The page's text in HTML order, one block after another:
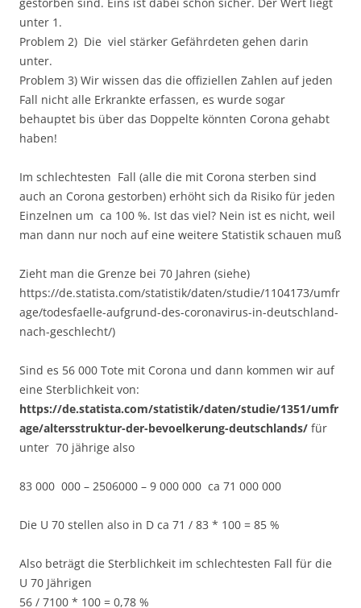
unter 1.
Problem 2) Die viel stärker Gefährdeten gehen darin
unter.
Problem 3) Wir wissen das die offiziellen Zahlen auf jeden
Fall nicht alle Erkrankte erfassen, es wurde sogar
behauptet bis über das Doppelte könnten Corona gehabt
haben!
Im schlechtesten Fall (alle die mit Corona sterben sind
auch an Corona gestorben) erhöht sich da Risiko für jeden
Einzelnen um ca 100 %. Ist das viel? Nein ist es nicht, weil
man dann nur noch auf eine weitere Statistik schauen muß
Zieht man die Grenze bei 70 Jahren (siehe)
https://de.statista.com/statistik/daten/studie/1104173/umfr
age/todesfaelle-aufgrund-des-coronavirus-in-deutschland-
nach-geschlecht/)
Sind es 56 000 Tote mit Corona und dann kommen wir auf
eine Sterblichkeit von:
https://de.statista.com/statistik/daten/studie/1351/umfr
age/altersstruktur-der-bevoelkerung-deutschlands/ für
unter 70 jährige also
83 000 000 – 2506000 – 9 000 000 ca 71 000 000
Die U 70 stellen also in D ca 71 / 83 * 100 = 85 %
Also beträgt die Sterblichkeit im schlechtesten Fall für die
U 70 Jährigen
56 / 7100 * 100 = 0,78 %